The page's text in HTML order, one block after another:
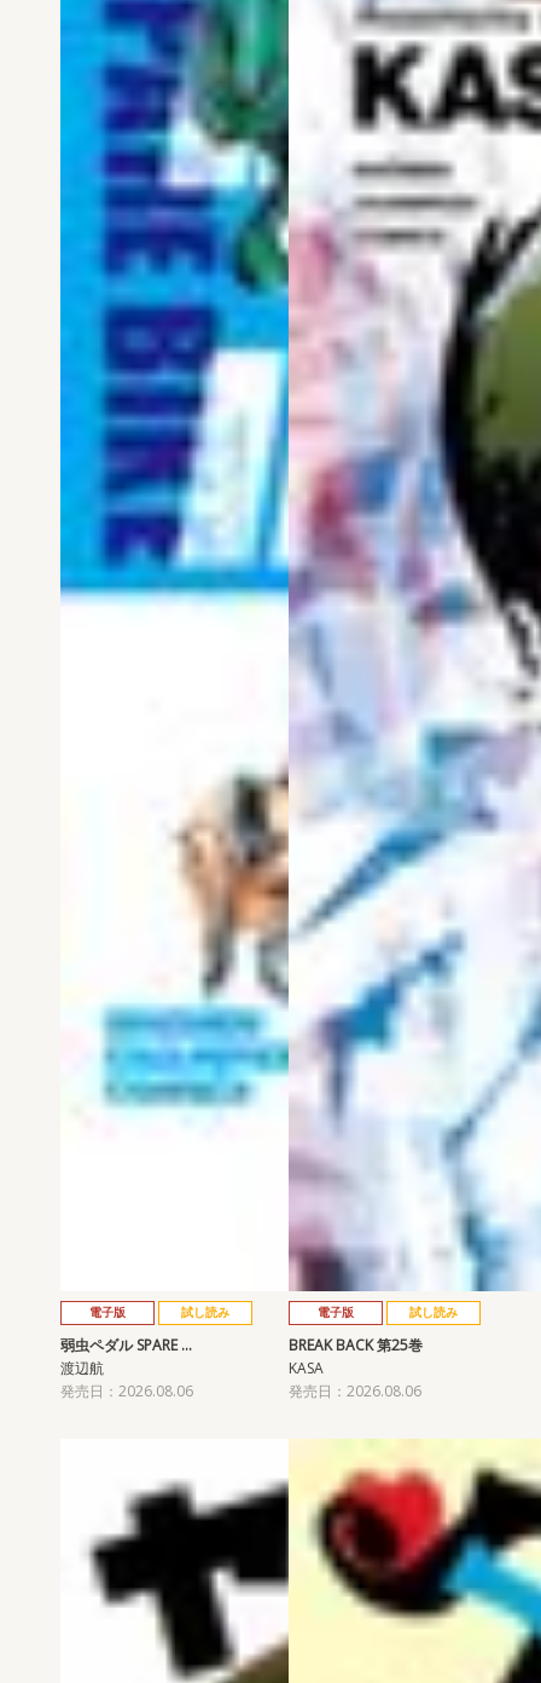
電子版 試し読み
弱虫ペダル SPARE …
渡辺航
発売日：2026.08.06
電子版 試し読み
BREAK BACK 第25巻
KASA
発売日：2026.08.06